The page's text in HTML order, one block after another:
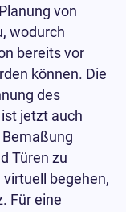
von
wodurch
bereits vor
können. Die
des
jetzt auch
Türen zu
begehen,
Für eine